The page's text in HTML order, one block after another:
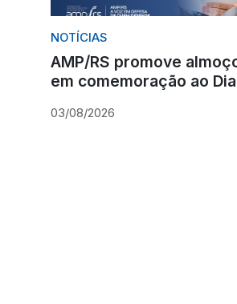
NOTÍCIAS
AMP/RS promove
em comemoração ao
03/08/2026